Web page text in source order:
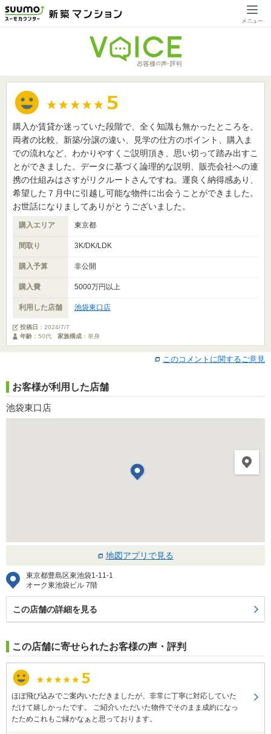
購入か賃貸か迷っていた段階で、全く知識も無かったところを、
両者の比較、新築/分譲の違い、見学の仕方のポイント、購入ま
での流れなど、わかりやすくご説明頂き、思い切って踏み出すこ
とができました。データに基づく論理的な説明、販売会社への連
携の仕組みはさすがリクルートさんですね。運良く納得感あり、
希望した７月中に引越し可能な物件に出会うことができました。
お世話になりましてありがとうございました。
購入エリア 東京都
間取り 3K/DK/LDK
購入予算 非公開
購入費 5000万円以上
利用した店舗 池袋東口店
投稿日 ： 2024/7/7
年齢 ：50代 家族構成 ：単身
このコメントに関するご意見
お客様が利用した店舗
池袋東口店
地図アプリで見る
東京都豊島区東池袋1-11-1
オーク東池袋ビル 7階
この店舗の詳細を見る
この店舗に寄せられたお客様の声・評判
ほぼ飛び込みでご案内いただきましたが、非常に丁寧に対応していた
だけて嬉しかったです。 ご紹介いただいた物件でそのまま成約になっ
たためこれもご縁かなぁと思っております。